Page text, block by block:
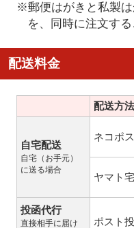
※郵便はがきと私製
を、同時に注文する
配送料金
配送方
自宅配送
自宅（お手元）
に送る場合
ネコポス
ヤマト
投函代行
直接相手に届け
ポスト